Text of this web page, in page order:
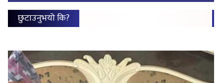
छुटाउनुभयो कि?